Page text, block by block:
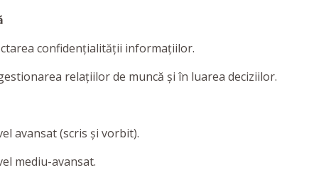
confidențialității informațiilor.
relațiilor de muncă și în luarea deciziilor.
avansat (scris și vorbit).
mediu-avansat.